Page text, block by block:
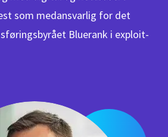
som medansvarlig for det
Bluerank i exploit-